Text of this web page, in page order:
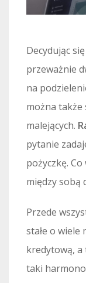
Decydując
przeważnie
na
można także
malejących.
pytanie
pożyczkę.
między sobą
Przede
stałe o wiele
kredytową, a
taki